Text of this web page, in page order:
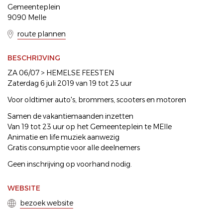
Gemeenteplein
9090 Melle
route plannen
BESCHRIJVING
ZA 06/07 > HEMELSE FEESTEN
Zaterdag 6 juli 2019 van 19 tot 23 uur
Voor oldtimer auto's, brommers, scooters en motoren
Samen de vakantiemaanden inzetten
Van 19 tot 23 uur op het Gemeenteplein te MElle
Animatie en life muziek aanwezig
Gratis consumptie voor alle deelnemers
Geen inschrijving op voorhand nodig.
WEBSITE
bezoek website